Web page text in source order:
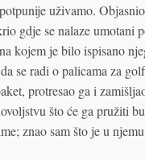
uživamo.
gdje se nalaze umotani
kojem je bilo ispisano
se radi o palicama za
protresao ga i
što će ga pružiti
znao sam što je u